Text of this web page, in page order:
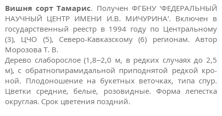
Вишня сорт Тамарис. Получен ФГБНУ 'ФЕДЕРАЛЬНЫЙ
НАУЧНЫЙ ЦЕНТР ИМЕНИ И.В. МИЧУРИНА'. Включен в
государственный реестр в 1994 году по Центральному
(3), ЦЧО (5), Северо-Кавказскому (6) регионам. Автор
Морозова Т. В.
Дерево слаборослое (1,8–2,0 м, в редких случаях до 2,5
м), с обратнопирамидальной приподнятой редкой кро­
ной. Плодоношение на букетных веточках, типа спур.
Цветки средние, белые, розовидные. Форма лепестка
округлая. Срок цветения поздний.